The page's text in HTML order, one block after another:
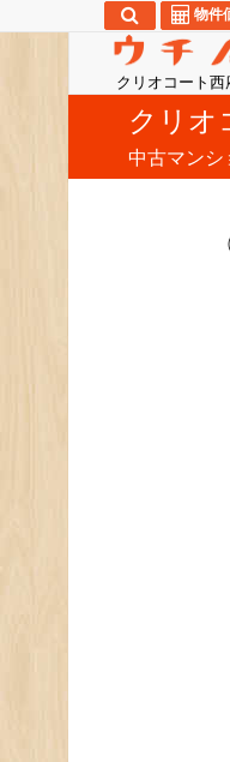
クリオコート
物件
クリオ
中古マン